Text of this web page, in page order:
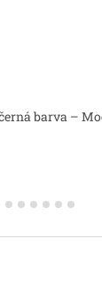
barva –